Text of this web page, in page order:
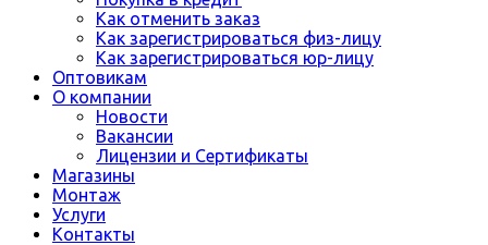
Как отменить заказ
Как зарегистрироваться физ-лицу
Как зарегистрироваться юр-лицу
Оптовикам
О компании
Новости
Вакансии
Лицензии и Сертификаты
Магазины
Монтаж
Услуги
Контакты